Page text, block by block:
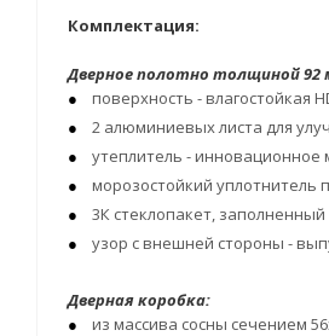
Комплектация:
Дверное полотно толщиной 92
поверхность - влагостойкая
2 алюминиевых листа для
утеплитель - инновационное
морозостойкий уплотнитель
3К стеклопакет,
узор с внешней стороны -
Дверная коробка:
из массива сосны сечением